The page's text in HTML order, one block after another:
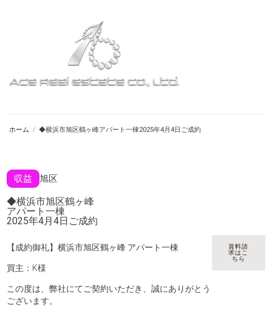
ホーム / ◆横浜市旭区鶴ヶ峰アパート一棟2025年4月4日ご成約
収益 旭区
◆横浜市旭区鶴ヶ峰
アパート一棟
2025年4月4日ご成約
【成約御礼】横浜市旭区鶴ヶ峰 アパート一棟
買主：K様
この度は、弊社にてご契約いただき、誠にありがとう
ございます。
資料請
求はこ
ちら